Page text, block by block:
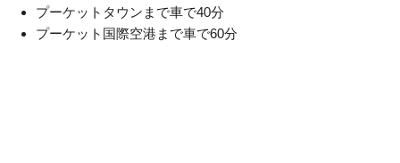
プーケットタウンまで車で40分
プーケット国際空港まで車で60分